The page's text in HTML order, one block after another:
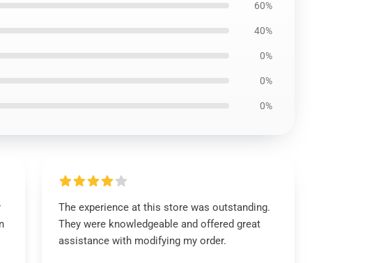
60%
40%
0%
0%
0%
The experience at this store was outstanding.
They were knowledgeable and offered great
assistance with modifying my order.